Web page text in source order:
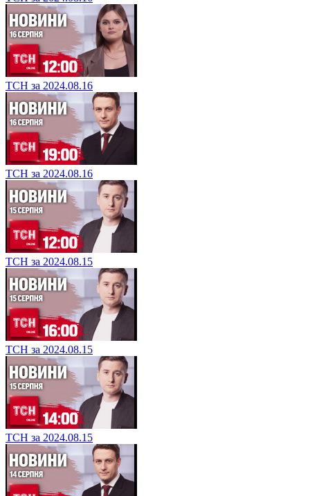
ТСН за 2024.08.16
ТСН за 2024.08.16
ТСН за 2024.08.15
ТСН за 2024.08.15
ТСН за 2024.08.15